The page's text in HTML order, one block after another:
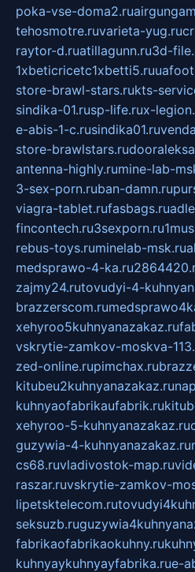
poka-vse-doma2.ru
tehosmotre.ruvarieta-yug.ru
raytor-d.ruatillagunn.ru3d-
1xbeticricetc1xbetti5.ru
store-brawl-stars.rukts-
sindika-01.rusp-life.rux-
e-abis-1-c.rusindika01.ru
store-brawlstars.ru
antenna-highly.rumine-lab-
3-sex-porn.ruban-damn.ru
viagra-tablet.rufasbags.ru
fincontech.ru3sexporn.ru
rebus-toys.ruminelab-msk.ru
medsprawo-4-ka.ru
zajmy24.rutovudyi-4-
brazzerscom.ru
xehyroo5kuhnyanazakaz.ru
vskrytie-zamkov-moskva-
zed-online.rupimchax.ru
kitubeu2kuhnyanazakaz.ru
kuhnyaofabrikaufabrik.ru
xehyroo-5-kuhnyanazakaz.ru
guzywia-4-kuhnyanazakaz.ru
cs68.ruvladivostok-map.ru
raszar.ruvskrytie-zamkov-
lipetsktelecom.ru
seksuzb.ru
fabrikaofabrikaokuhny.ru
kuhnyaykuhnyayfabrika.rue-